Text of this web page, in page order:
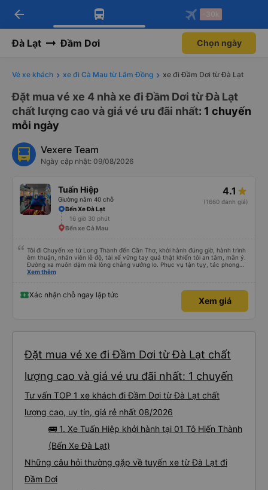
Tải app Vexere ngay!
Nhận ưu đãi thành viên độc
Mở app
Tải app Vexere
-30k/ghế khi đặt vé máy bay qua
Mở app
arrow_back -30k
Đà Lạt Đầm Dơi Chọn ngày
Vé xe khách xe đi Cà Mau từ Lâm Đồng xe đi Đầm Dơi từ Đà Lạt
Đặt mua vé xe 4 nhà xe đi Đầm Dơi từ Đà Lạt
chất lượng cao và giá vé ưu đãi nhất: 1 chuyến
mỗi ngày
Vexere Team
Ngày cập nhật: 09/08/2026
Tuấn Hiệp
Giường nằm 40 chỗ
4.1
(1660 đánh giá)
Bến Xe Đà Lạt
16 giờ 30 phút
Bến xe Cà Mau
Tôi đi Chuyến xe từ Long Thành đến Cần Thơ, khởi hành đúng giờ, hành trình
êm thuận, nhân viên lễ độ, tài xế vững tay quả thật khiến tôi an tâm, mãn ý.
Đường xa muôn dặm mà lòng chẳng vướng lo. Phục vụ tận tụy, tác phong
nghiêm cẩn, hiếm thấy giữa thời buổi kim tiền vội vã. Xã hội loạn đạo. Xin gửi
Xem thêm
Xác nhận chỗ ngay lập tức
Xem giá
Đặt mua vé xe đi Đầm Dơi từ Đà Lạt chất
lượng cao và giá vé ưu đãi nhất: 1 chuyến
Tư vấn TOP 1 xe khách đi Đầm Dơi từ Đà Lạt chất
lượng cao, uy tín, giá rẻ nhất 08/2026
🚌 1. Xe Tuấn Hiệp khởi hành tại 01 Tô Hiến Thành
(Bến Xe Đà Lạt)
Những câu hỏi thường gặp về tuyến xe từ Đà Lạt đi
Đầm Dơi